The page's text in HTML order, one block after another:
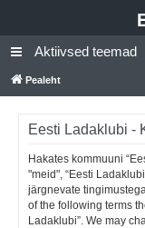
Aktiivsed teemad
Pealeht
Eesti Ladaklubi
Hakates kommuuni
"meid", “Eesti
järgnevate
of the following terms
Ladaklubi”. We may